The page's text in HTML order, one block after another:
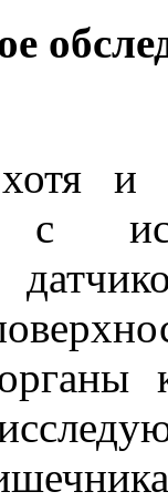
и